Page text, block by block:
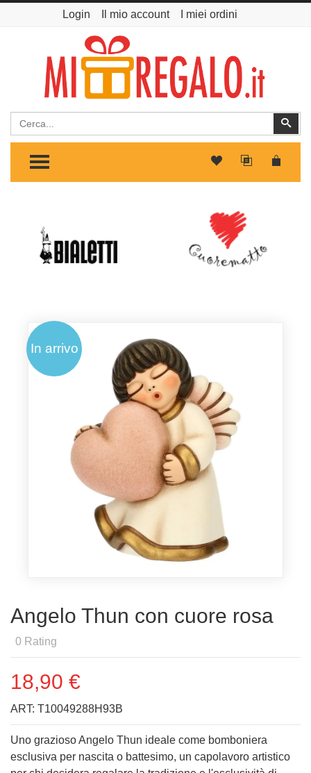
Login Il mio account I miei ordini
Cerca
TOGGLE MENU
In arrivo
Angelo Thun con cuore rosa
0 Rating
18,90 €
ART: T10049288H93B
Uno grazioso Angelo Thun ideale come bomboniera
esclusiva per nascita o battesimo, un capolavoro artistico